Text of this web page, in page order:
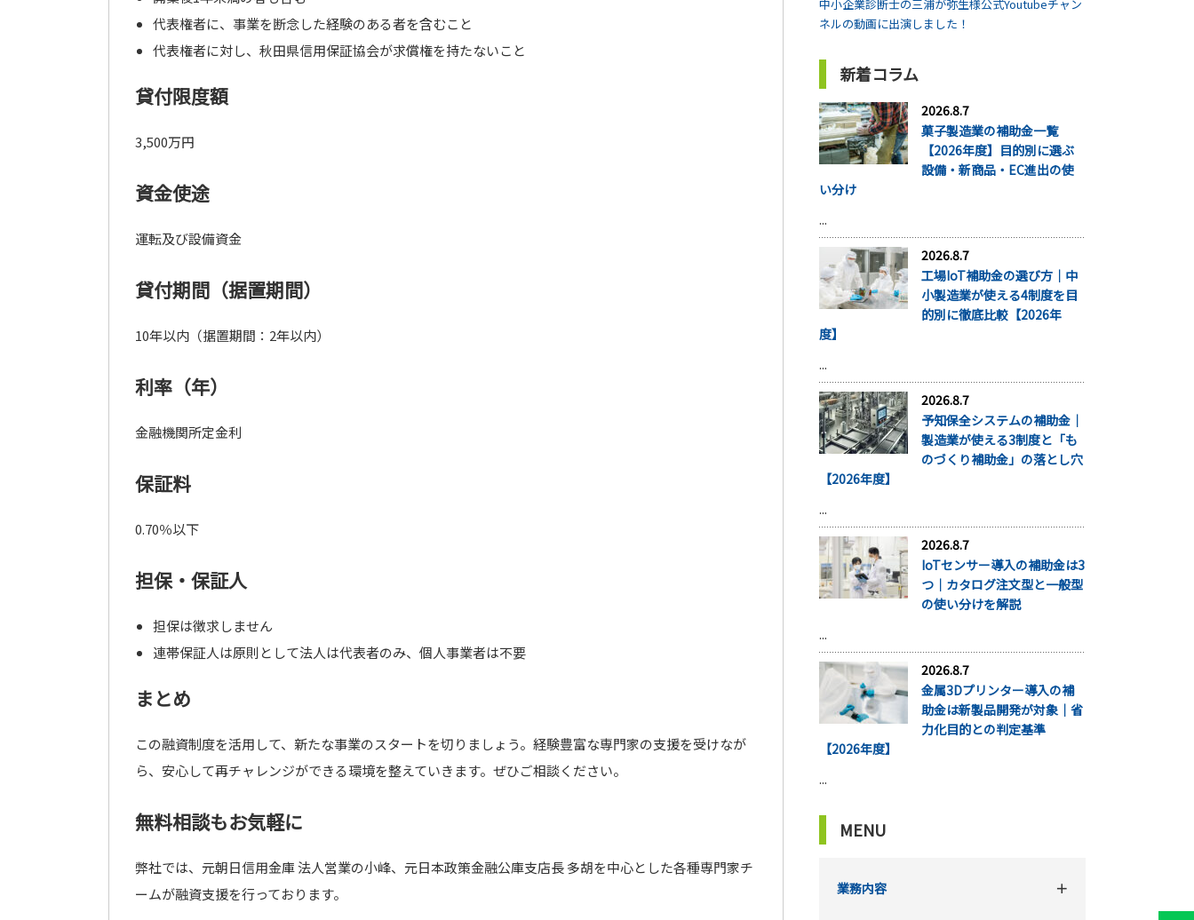
代表権者に、事業を断念した経験のある者を含むこと
代表権者に対し、秋田県信用保証協会が求償権を持たないこと
貸付限度額
3,500万円
資金使途
運転及び設備資金
貸付期間（据置期間）
10年以内（据置期間：2年以内）
利率（年）
金融機関所定金利
保証料
0.70％以下
担保・保証人
担保は徴求しません
連帯保証人は原則として法人は代表者のみ、個人事業者は不要
まとめ
この融資制度を活用して、新たな事業のスタートを切りましょう。経験豊富な専門家の支援を受けなが
ら、安心して再チャレンジができる環境を整えていきます。ぜひご相談ください。
無料相談もお気軽に
弊社では、元朝日信用金庫 法人営業の小峰、元日本政策金融公庫支店長 多胡を中心とした各種専門家チ
ームが融資支援を行っております。
中小企業診断士の三浦が弥生様公式Youtubeチャン
ネルの動画に出演しました！
新着コラム
2026.8.7
菓子製造業の補助金一覧
【2026年度】目的別に選ぶ
設備・新商品・EC進出の使
い分け
...
2026.8.7
工場IoT補助金の選び方｜中
小製造業が使える4制度を目
的別に徹底比較【2026年
度】
...
2026.8.7
予知保全システムの補助金｜
製造業が使える3制度と「も
のづくり補助金」の落とし穴
【2026年度】
...
2026.8.7
IoTセンサー導入の補助金は3
つ｜カタログ注文型と一般型
の使い分けを解説
...
2026.8.7
金属3Dプリンター導入の補
助金は新製品開発が対象｜省
力化目的との判定基準
【2026年度】
...
MENU
業務内容